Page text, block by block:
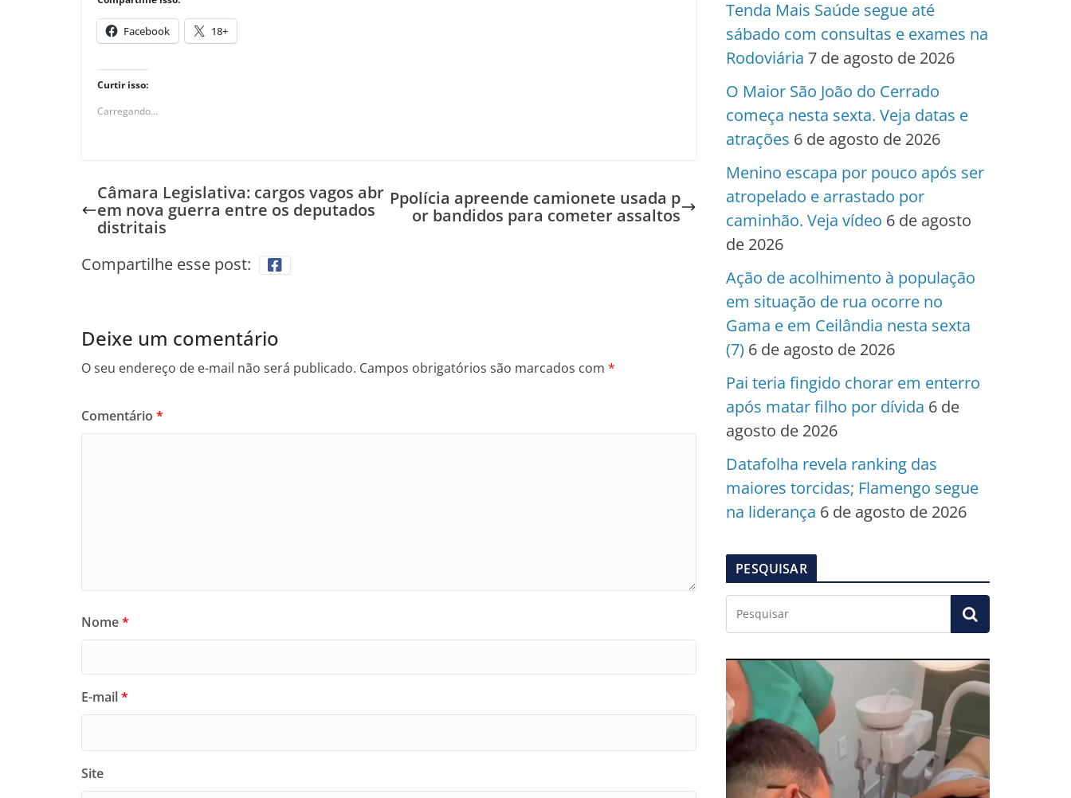
Facebook 18+
Curtir isso:
Carregando...
Câmara Legislativa: cargos vagos abr
em nova guerra entre os deputados
distritais
Ppolícia apreende camionete usada p
or bandidos para cometer assaltos
Compartilhe esse post:
Deixe um comentário
O seu endereço de e-mail não será publicado. Campos obrigatórios são marcados com *
Comentário *
Nome*
E-mail*
Site
Tenda Mais Saúde segue até
sábado com consultas e exames na
Rodoviária 7 de agosto de 2026
O Maior São João do Cerrado
começa nesta sexta. Veja datas e
atrações 6 de agosto de 2026
Menino escapa por pouco após ser
atropelado e arrastado por
caminhão. Veja vídeo 6 de agosto
de 2026
Ação de acolhimento à população
em situação de rua ocorre no
Gama e em Ceilândia nesta sexta
(7) 6 de agosto de 2026
Pai teria fingido chorar em enterro
após matar filho por dívida 6 de
agosto de 2026
Datafolha revela ranking das
maiores torcidas; Flamengo segue
na liderança 6 de agosto de 2026
PESQUISAR